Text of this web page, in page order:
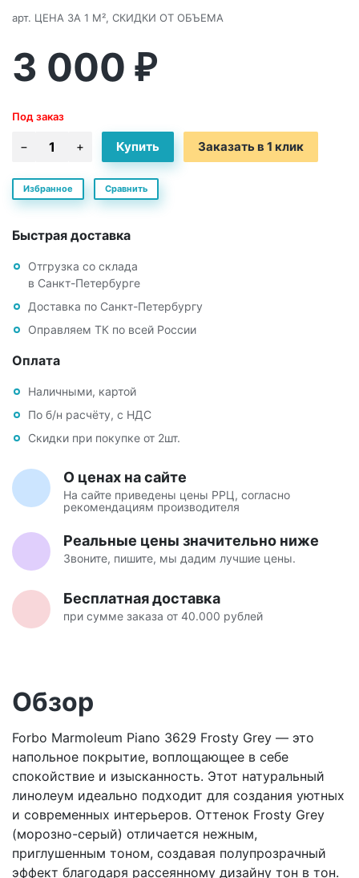
арт. ЦЕНА ЗА 1 М², СКИДКИ ОТ ОБЪЕМА
3 000 ₽
Под заказ
Заказать в 1 клик
Избранное Сравнить
Быстрая доставка
Отгрузка со склада
в Санкт-Петербурге
Доставка по Санкт-Петербургу
Оправляем ТК по всей России
Оплата
Наличными, картой
По б/н расчёту, с НДС
Скидки при покупке от 2шт.
О ценах на сайте
На сайте приведены цены РРЦ, согласно
рекомендациям производителя
Реальные цены значительно ниже
Звоните, пишите, мы дадим лучшие цены.
Бесплатная доставка
при сумме заказа от 40.000 рублей
Обзор
Forbo Marmoleum Piano 3629 Frosty Grey — это
напольное покрытие, воплощающее в себе
спокойствие и изысканность. Этот натуральный
линолеум идеально подходит для создания уютных
и современных интерьеров. Оттенок Frosty Grey
(морозно-серый) отличается нежным,
приглушенным тоном, создавая полупрозрачный
эффект благодаря рассеянному дизайну тон в тон.